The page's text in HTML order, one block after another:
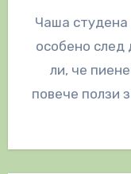
Чаша
особено след
ли, че
повече ползи